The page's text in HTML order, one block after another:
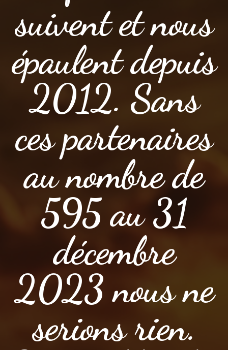
suivent et nous
épaulent depuis
2012. Sans
ces partenaires
au nombre de
595 au 31
décembre
2023 nous ne
serions rien.